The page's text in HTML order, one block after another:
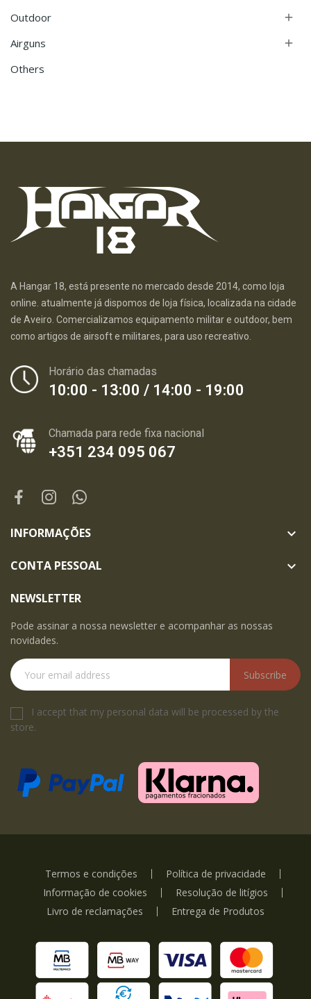
Outdoor 
Airguns 
Others
A Hangar 18, está presente no mercado desde 2014, como loja
online. atualmente já dispomos de loja física, localizada na cidade
de Aveiro. Comercializamos equipamento militar e outdoor, bem
como artigos de airsoft e militares, para uso recreativo.
Horário das chamadas
10:00 - 13:00 / 14:00 - 19:00
Chamada para rede fixa nacional
+351 234 095 067
INFORMAÇÕES 
CONTA PESSOAL 
NEWSLETTER
Pode assinar a nossa newsletter e acompanhar as nossas
novidades.
Subscribe
I accept that my personal data will be processed by the
store.
Termos e condições
Política de privacidade
Informação de cookies
Resolução de litígios
Livro de reclamações
Entrega de Produtos